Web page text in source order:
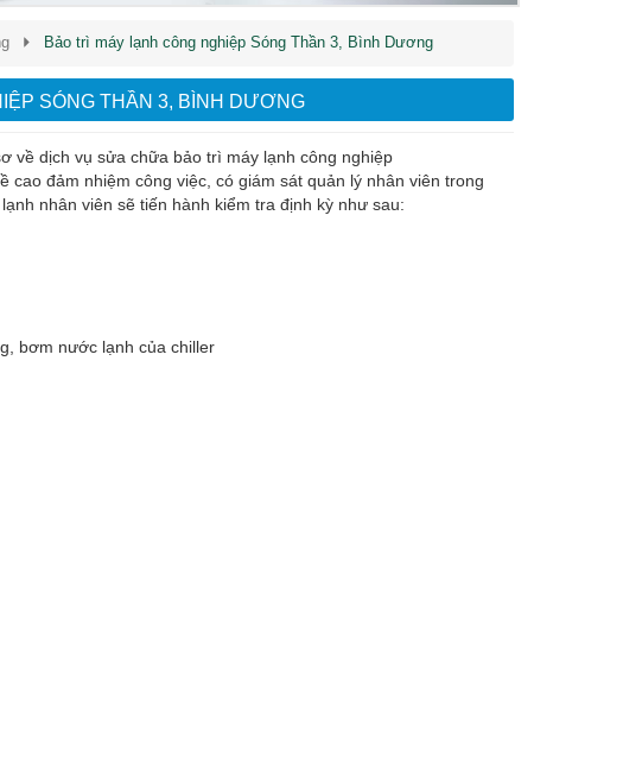
Bảo trì máy lạnh công nghiệp Sóng Thần 3, Bình Dương
SÓNG THẦN 3, BÌNH DƯƠNG
về dịch vụ sửa chữa bảo trì máy lạnh công nghiệp
đảm nhiệm công việc, có giám sát quản lý nhân viên trong
nhân viên sẽ tiến hành kiểm tra định kỳ như sau:
bơm nước lạnh của chiller